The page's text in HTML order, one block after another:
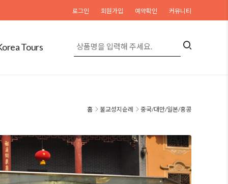
로그인 회원가입 예약확인 커뮤니티
Tours
홈 불교성지순례 중국/대만/일본/홍콩